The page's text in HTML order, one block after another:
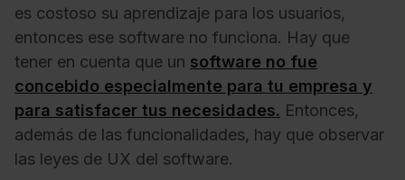
es costoso su aprendizaje para los usuarios,
entonces ese software no funciona. Hay que
tener en cuenta que un software no fue
concebido especialmente para tu empresa y
para satisfacer tus necesidades. Entonces,
además de las funcionalidades, hay que observar
las leyes de UX del software.